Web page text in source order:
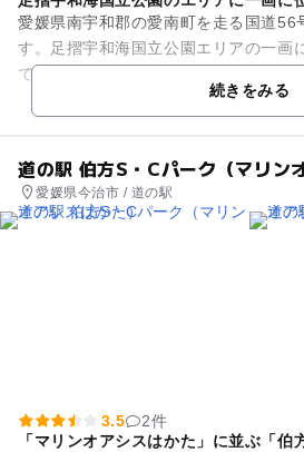
愛媛県南宇和郡の愛南町を走る国道56
す。足摺宇和海国立公園エリアの一画
で洗われる宇和海で獲れたばかりの新
ぷりの柑橘類など、バラエ...続きをみる
道の駅 伯方S・Cパーク（マリン
愛媛県今治市 / 道の駅
3.5
2件
「マリンオアシスはかた」に並ぶ「伯